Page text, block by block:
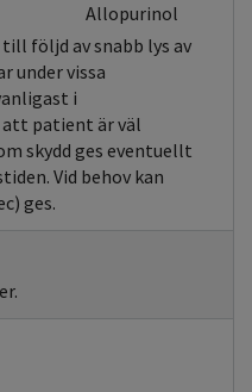
Allopurinol
följd av snabb lys av
under vissa
i
patient är väl
skydd ges eventuellt
Vid behov kan
ges.